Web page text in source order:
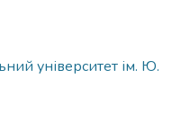
університет ім. Ю.